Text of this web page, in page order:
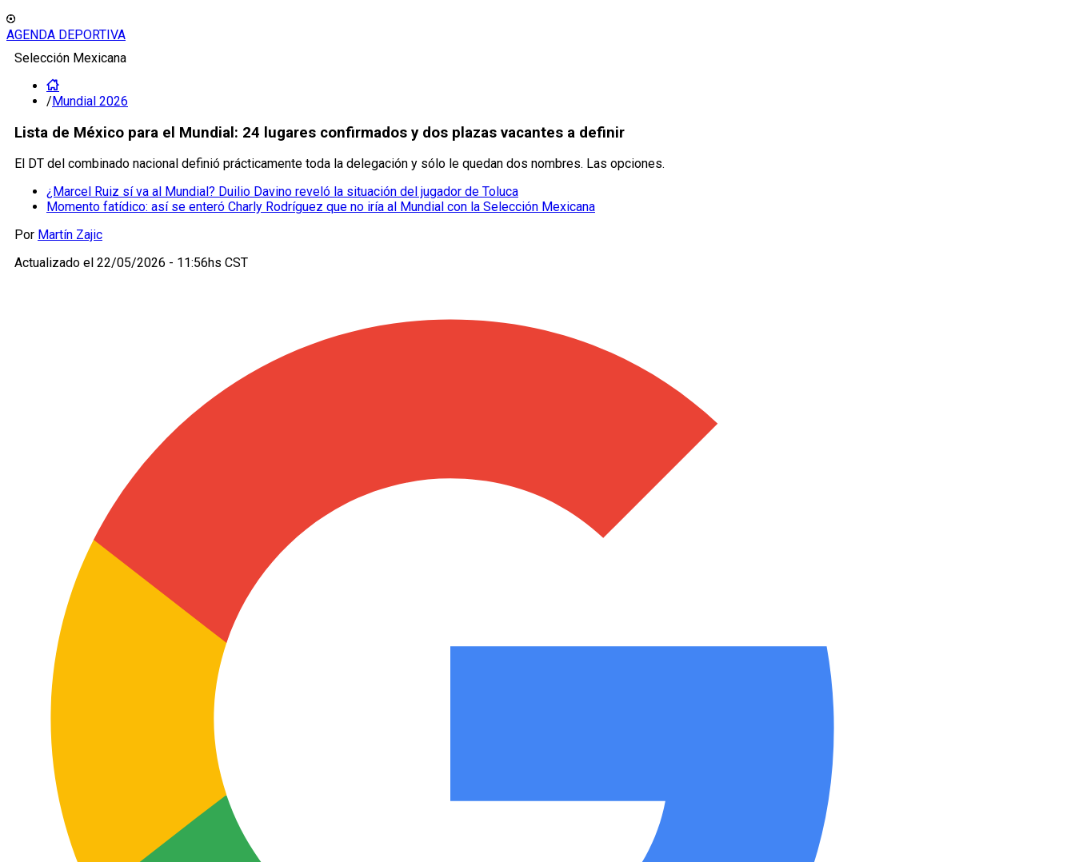
AGENDA DEPORTIVA
Selección Mexicana
/Mundial 2026
Lista de México para el Mundial: 24 lugares confirmados y dos plazas vacantes a definir
El DT del combinado nacional definió prácticamente toda la delegación y sólo le quedan dos nombres. Las opciones.
¿Marcel Ruiz sí va al Mundial? Duilio Davino reveló la situación del jugador de Toluca
Momento fatídico: así se enteró Charly Rodríguez que no iría al Mundial con la Selección Mexicana
Por Martín Zajic
Actualizado el 22/05/2026 - 11:56hs CST